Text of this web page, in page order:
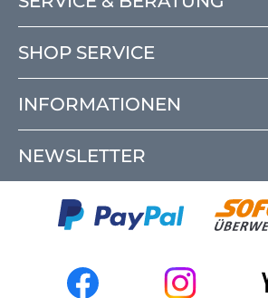
SHOP SERVICE
INFORMATIONEN
NEWSLETTER